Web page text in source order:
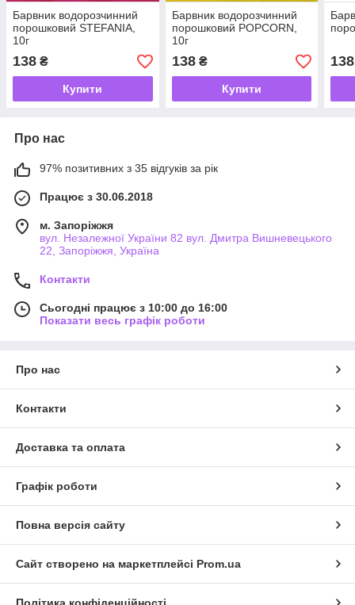
Барвник водорозчинний
порошковий STEFANIA,
10г
138 ₴
Купити
Барвник водорозчинний
порошковий POPCORN,
10г
138₴
Купити
138
Про нас
97% позитивних з 35 відгуків за рік
Працює з 30.06.2018
м. Запоріжжя
вул. Незалежної України 82 вул. Дмитра Вишневецького
22, Запоріжжя, Україна
Контакти
Сьогодні працює з 10:00 до 16:00
Показати весь графік роботи
Про нас
Контакти
Доставка та оплата
Графік роботи
Повна версія сайту
Сайт створено на маркетплейсі Prom.ua